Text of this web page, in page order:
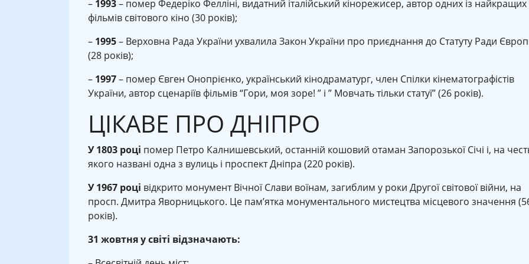
– 1993– помер Федеріко Фелліні, видатний італійський кінорежисер, автор одних із найкращих
фільмів світового кіно (30 років);
– 1995– Верховна Рада України ухвалила Закон України про приєднання до Статуту Ради
(28 років);
– 1997– помер Євген Онопрієнко, український кінодраматург, член Спілки кінематографістів
України, автор сценаріїв фільмів “Гори, моя зоре! ” і ” Мовчать тільки статуї” (26 років).
ЦІКАВЕ ПРО ДНІПРО
У 1803 році помер Петро Калнишевський, останній кошовий отаман Запорозької Січі і, на
якого названі одна з вулиць і проспект Дніпра (220 років).
У 1967 році відкрито монумент Вічної Слави воїнам, загиблим у роки Другої світової війни, на
просп. Дмитра Яворницького. Це пам’ятка монументального мистецтва місцевого значення
років).
31 жовтня у світі відзначають: